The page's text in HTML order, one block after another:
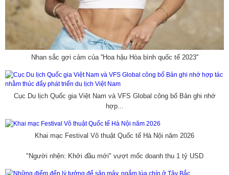
Nhan sắc gợi cảm của ''Hoa hậu Hòa bình quốc tế 2023''
Cục Du lịch Quốc gia Việt Nam và VFS Global công bố Bản ghi nhớ
hợp...
Khai mạc Festival Võ thuật Quốc tế Hà Nội năm 2026
"Người nhện: Khởi đầu mới" vượt mốc doanh thu 1 tỷ USD